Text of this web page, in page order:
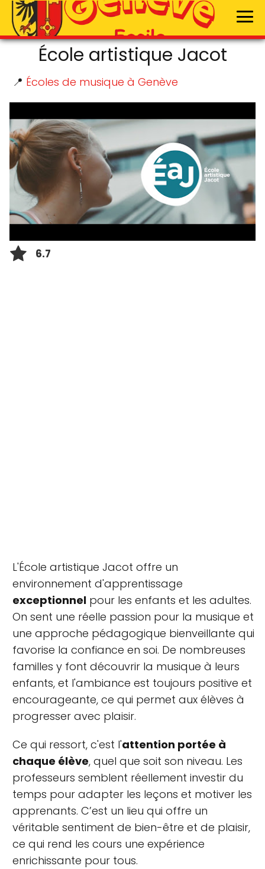
École artistique Jacot
📍 Écoles de musique à Genève
6.7
L'École artistique Jacot offre un
environnement d'apprentissage
exceptionnel pour les enfants et les adultes.
On sent une réelle passion pour la musique et
une approche pédagogique bienveillante qui
favorise la confiance en soi. De nombreuses
familles y font découvrir la musique à leurs
enfants, et l'ambiance est toujours positive et
encourageante, ce qui permet aux élèves à
progresser avec plaisir.
Ce qui ressort, c'est l'attention portée à
chaque élève, quel que soit son niveau. Les
professeurs semblent réellement investir du
temps pour adapter les leçons et motiver les
apprenants. C’est un lieu qui offre un
véritable sentiment de bien-être et de plaisir,
ce qui rend les cours une expérience
enrichissante pour tous.